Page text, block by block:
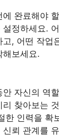
에 완료해야
설정하세요.
고, 어떤 작업
해보세요.
안 자신의 역
리 찾아보는
한 인력을 확
신뢰 관계를